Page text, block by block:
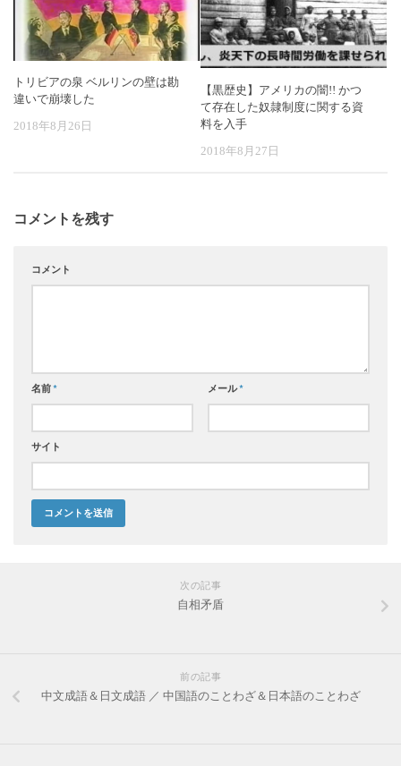
トリビアの泉 ベルリンの壁は勘
違いで崩壊した
2018年8月26日
【黒歴史】アメリカの闇!! かつ
て存在した奴隷制度に関する資
料を入手
2018年8月27日
コメントを残す
コメント
名前* メール*
サイト
次の記事
自相矛盾
前の記事
中文成語＆日文成語 ／ 中国語のことわざ＆日本語のことわざ